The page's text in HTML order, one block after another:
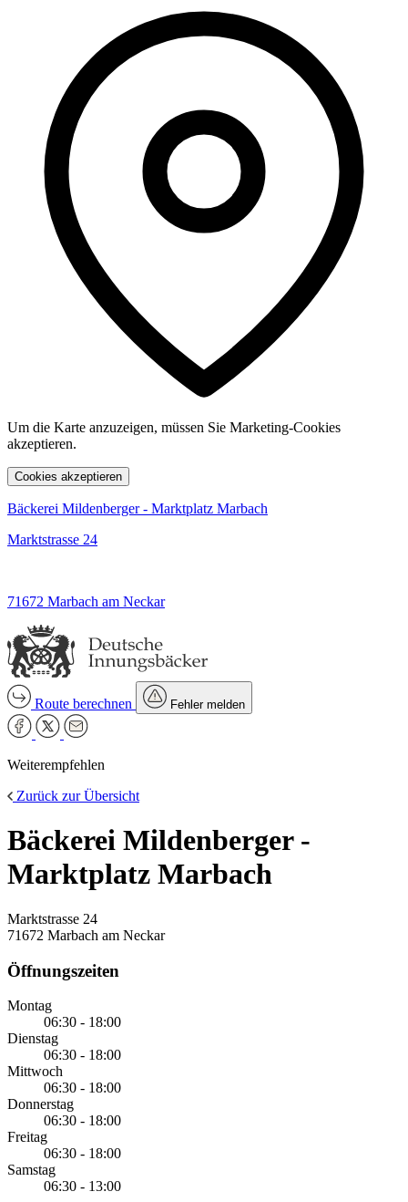
Um die Karte anzuzeigen, müssen Sie Marketing-Cookies
akzeptieren.
Cookies akzeptieren
Bäckerei Mildenberger - Marktplatz Marbach
Marktstrasse 24
71672 Marbach am Neckar
Route berechnen Fehler melden
Weiterempfehlen
Zurück zur Übersicht
Bäckerei Mildenberger -
Marktplatz Marbach
Marktstrasse 24
71672 Marbach am Neckar
Öffnungszeiten
Montag
06:30 - 18:00
Dienstag
06:30 - 18:00
Mittwoch
06:30 - 18:00
Donnerstag
06:30 - 18:00
Freitag
06:30 - 18:00
Samstag
06:30 - 13:00